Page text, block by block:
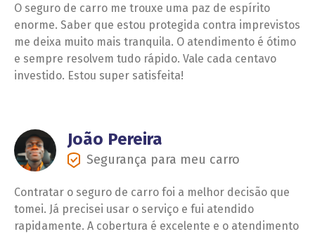
O seguro de carro me trouxe uma paz de espírito
enorme. Saber que estou protegida contra imprevistos
me deixa muito mais tranquila. O atendimento é ótimo
e sempre resolvem tudo rápido. Vale cada centavo
investido. Estou super satisfeita!
João Pereira
Segurança para meu carro
Contratar o seguro de carro foi a melhor decisão que
tomei. Já precisei usar o serviço e fui atendido
rapidamente. A cobertura é excelente e o atendimento